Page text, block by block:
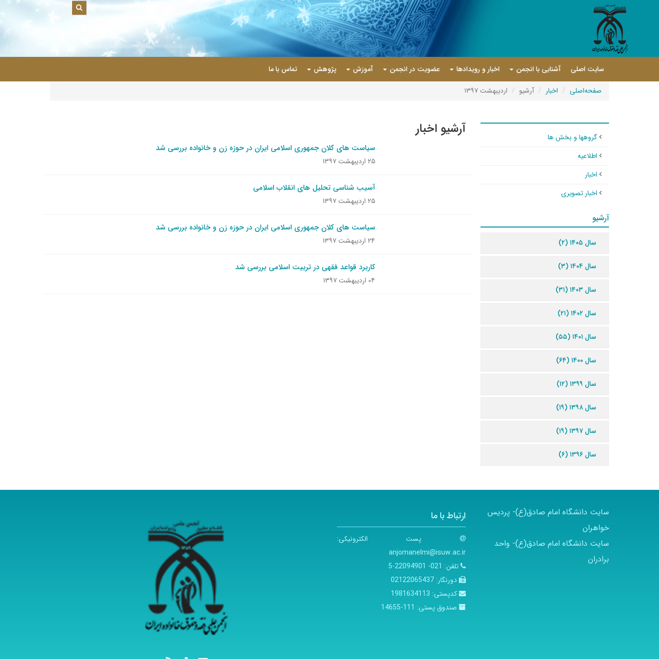
سایت اصلی آشنایی با انجمن اخبار و رویدادها عضویت در انجمن آموزش پژوهش تماس با ما
صفحه‌اصلی اخبار آرشیو اردیبهشت ۱۳۹۷
آرشیو اخبار
سیاست های کلان جمهوری اسلامی ایران در حوزه زن و خانواده بررسی شد
۲۵ اردیبهشت ۱۳۹۷
آسیب شناسی تحلیل های انقلاب اسلامی
۲۵ اردیبهشت ۱۳۹۷
سیاست های کلان جمهوری اسلامی ایران در حوزه زن و خانواده بررسی شد
۲۴ اردیبهشت ۱۳۹۷
کاربرد قواعد فقهی در تربیت اسلامی بررسی شد
۰۴ اردیبهشت ۱۳۹۷
گروهها و بخش ها
اطلاعیه
اخبار
اخبار تصویری
آرشیو
سال ۱۴۰۵ (۲)
سال ۱۴۰۴ (۳)
سال ۱۴۰۳ (۳۱)
سال ۱۴۰۲ (۲۱)
سال ۱۴۰۱ (۵۵)
سال ۱۴۰۰ (۶۴)
سال ۱۳۹۹ (۱۲)
سال ۱۳۹۸ (۱۹)
سال ۱۳۹۷ (۱۹)
سال ۱۳۹۶ (۶)
سایت دانشگاه امام صادق(ع)- پردیس
خواهران
سایت دانشگاه امام صادق(ع)- واحد
برادران
ارتباط با ما
پست الکترونیکی:
anjomanelmi@isuw.ac.ir
تلفن: 021- 22094901-5
دورنگار:02122065437
کدپستی: 1981634113
صندوق پستی: 111-14655